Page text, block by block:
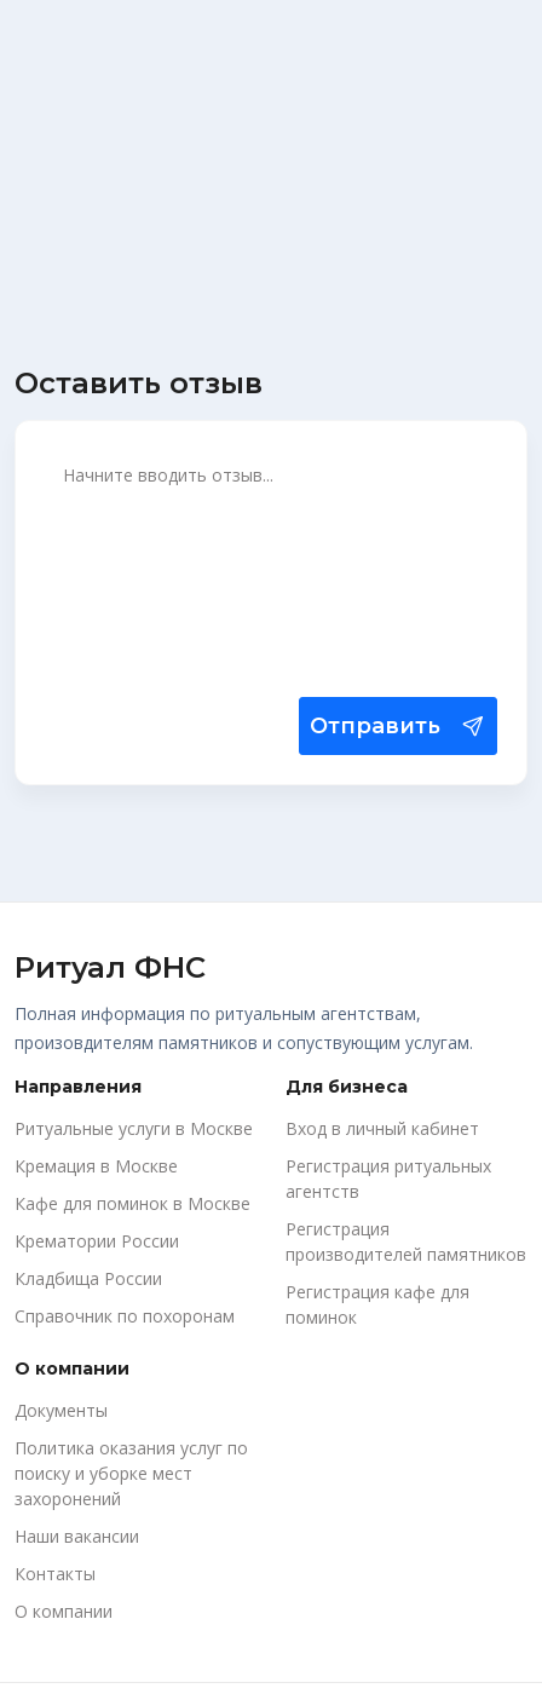
Оставить отзыв
Отправить
Ритуал ФНС
Полная информация по ритуальным агентствам,
произовдителям памятников и сопуствующим услугам.
Направления
Ритуальные услуги в Москве
Кремация в Москве
Кафе для поминок в Москве
Крематории России
Кладбища России
Справочник по похоронам
Для бизнеса
Вход в личный кабинет
Регистрация ритуальных
агентств
Регистрация
производителей памятников
Регистрация кафе для
поминок
О компании
Документы
Политика оказания услуг по
поиску и уборке мест
захоронений
Наши вакансии
Контакты
О компании